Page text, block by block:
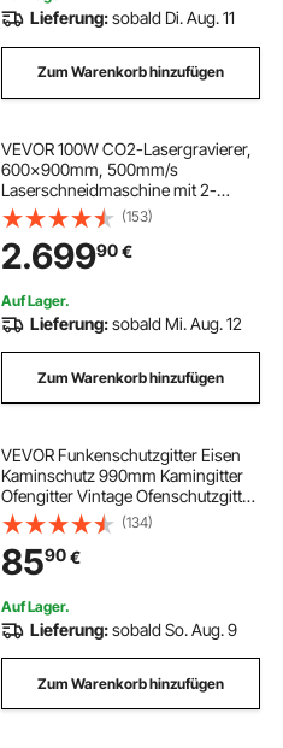
Lieferung:sobald Di. Aug. 11
Zum Warenkorb hinzufügen
VEVOR 100W CO2-Lasergravierer,
600x900mm, 500mm/s
Laserschneidmaschine mit 2-
Wege-Pass-Air-Assist, kompatibel
mit LightBurn, CorelDRAW,
AutoCAD, Windows, Mac OS,
Linux, für Holz, Acryl, Stoff
(153)
2.69990€
Auf Lager.
Lieferung:sobald Mi. Aug. 12
Zum Warenkorb hinzufügen
VEVOR Funkenschutzgitter Eisen
Kaminschutz 990mm Kamingitter
Ofengitter Vintage Ofenschutzgitter
0–40 °C Kaminschutzgitter
Kaminofen Schutzgitter Ofenschirm
Gitter gegen Funkenflug
(134)
8590€
Auf Lager.
Lieferung:sobald So. Aug. 9
Zum Warenkorb hinzufügen